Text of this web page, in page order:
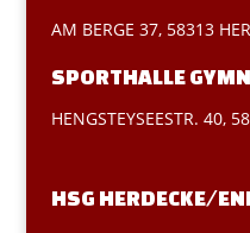
AM BERGE 37, 58313
SPORTHALLE
HENGSTEYSEESTR. 40,
HSG HERDECKE/